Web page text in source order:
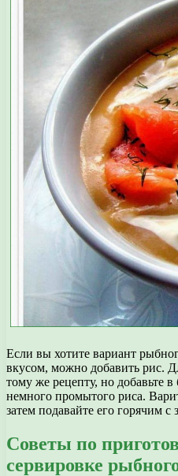
Если вы хотите вариант
вкусом, можно добавить рис.
тому же рецепту, но добавьте
немного промытого риса.
затем подавайте его горячим
Советы по
сервировке